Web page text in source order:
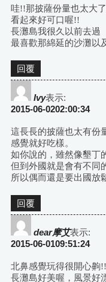
哇!!那披薩份量也太大
看起來好可口喔!!
長灘島我很久以前去過
最喜歡那綿延的沙灘以
回覆
Ivy表示:
2015-06-0202:00:34
這長長的披薩也太有份
感覺就好吃樣。
如你說的，雖然像墾丁
但到外國就是會有不同
所以偶而還是要出國放
回覆
dear摩艾表示:
2015-06-0109:51:24
北鼻感覺玩得很開心
長灘島好美喔，風景好